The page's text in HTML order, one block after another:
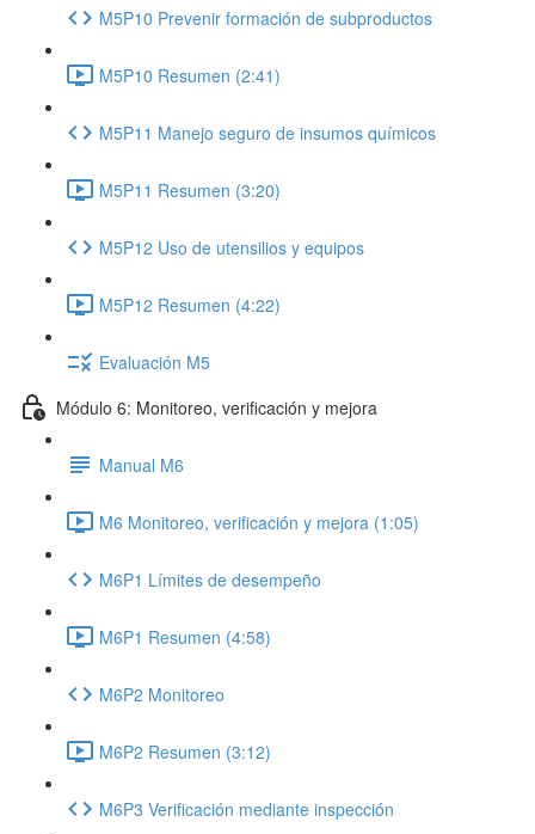
M5P10 Prevenir formación de subproductos
M5P10 Resumen (2:41)
M5P11 Manejo seguro de insumos químicos
M5P11 Resumen (3:20)
M5P12 Uso de utensilios y equipos
M5P12 Resumen (4:22)
Evaluación M5
Módulo 6: Monitoreo, verificación y mejora
Manual M6
M6 Monitoreo, verificación y mejora (1:05)
M6P1 Límites de desempeño
M6P1 Resumen (4:58)
M6P2 Monitoreo
M6P2 Resumen (3:12)
M6P3 Verificación mediante inspección